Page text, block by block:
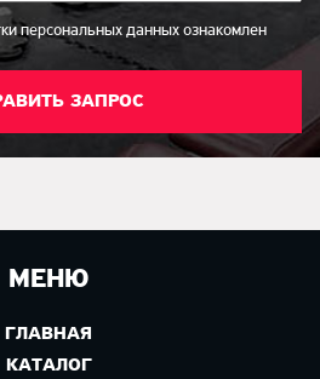
персональных данных ознакомлен
МЕНЮ
ГЛАВНАЯ
КАТАЛОГ